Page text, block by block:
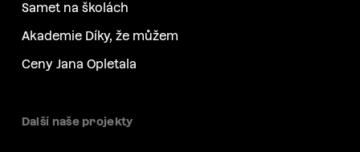
Samet na školách
Akademie Díky, že můžem
Ceny Jana Opletala
Další naše projekty